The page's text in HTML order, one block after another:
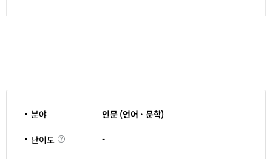
분야 인문 (언어 · 문학)
난이도 난
이
-